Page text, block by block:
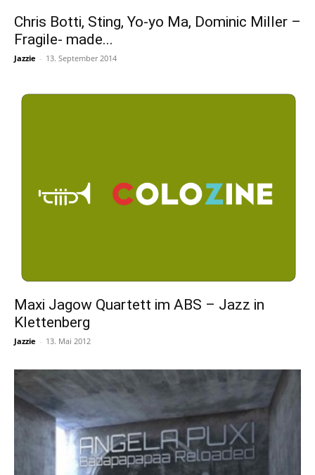
Chris Botti, Sting, Yo-yo Ma, Dominic Miller –
Fragile- made...
Jazzie - 13. September 2014
Maxi Jagow Quartett im ABS – Jazz in
Klettenberg
Jazzie - 13. Mai 2012